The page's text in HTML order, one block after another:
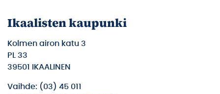
Ikaalisten kaupunki
Kolmen airon katu 3
PL 33
39501 IKAALINEN
Vaihde: (03) 45 011